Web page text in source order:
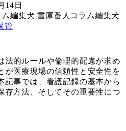
14日
書庫番人コラム編集犬
管
法的ルールや倫理的配慮が求め
が医療現場の信頼性と安全性を
記事では、看護記録の基本から
存方法、そしてその重要性につ